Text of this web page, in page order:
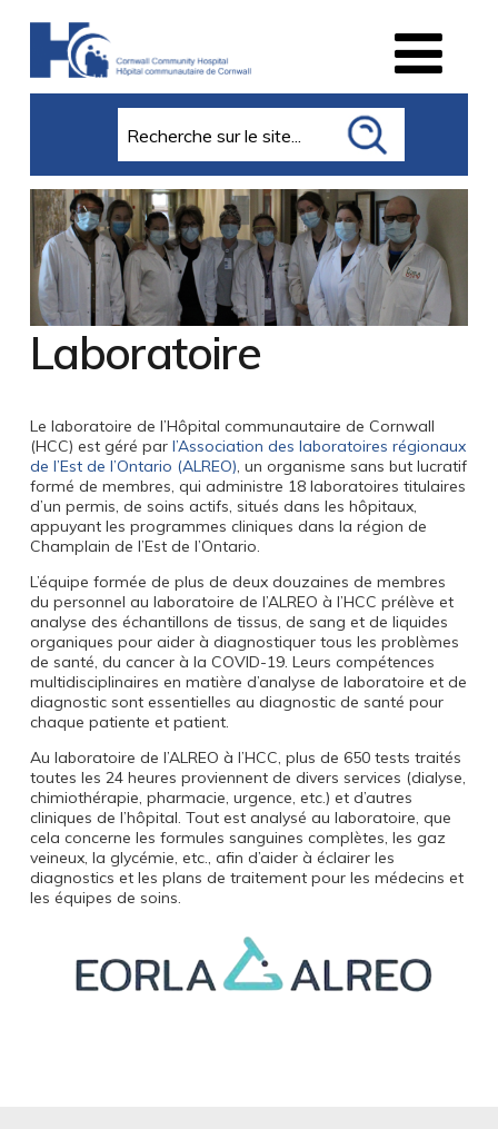
Laboratoire
Le laboratoire de l’Hôpital communautaire de Cornwall
(HCC) est géré par l’Association des laboratoires régionaux
de l’Est de l’Ontario (ALREO), un organisme sans but lucratif
formé de membres, qui administre 18 laboratoires titulaires
d’un permis, de soins actifs, situés dans les hôpitaux,
appuyant les programmes cliniques dans la région de
Champlain de l’Est de l’Ontario.
L’équipe formée de plus de deux douzaines de membres
du personnel au laboratoire de l’ALREO à l’HCC prélève et
analyse des échantillons de tissus, de sang et de liquides
organiques pour aider à diagnostiquer tous les problèmes
de santé, du cancer à la COVID-19. Leurs compétences
multidisciplinaires en matière d’analyse de laboratoire et de
diagnostic sont essentielles au diagnostic de santé pour
chaque patiente et patient.
Au laboratoire de l’ALREO à l’HCC, plus de 650 tests traités
toutes les 24 heures proviennent de divers services (dialyse,
chimiothérapie, pharmacie, urgence, etc.) et d’autres
cliniques de l’hôpital. Tout est analysé au laboratoire, que
cela concerne les formules sanguines complètes, les gaz
veineux, la glycémie, etc., afin d’aider à éclairer les
diagnostics et les plans de traitement pour les médecins et
les équipes de soins.